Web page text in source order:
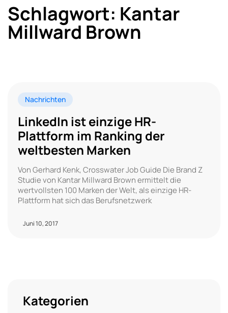
Schlagwort: Kantar
Millward Brown
Nachrichten
LinkedIn ist einzige HR-
Plattform im Ranking der
weltbesten Marken
Von Gerhard Kenk, Crosswater Job Guide Die Brand Z
Studie von Kantar Millward Brown ermittelt die
wertvollsten 100 Marken der Welt, als einzige HR-
Plattform hat sich das Berufsnetzwerk
Juni 10, 2017
Kategorien